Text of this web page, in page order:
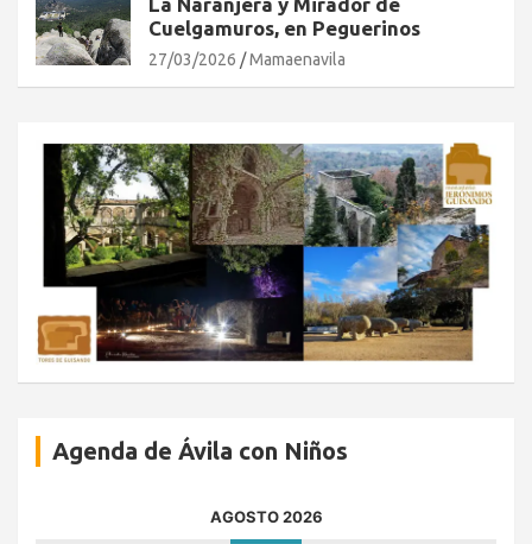
Cuelgamuros, en Peguerinos
27/03/2026 Mamaenavila
Agenda de Ávila con Niños
AGOSTO 2026